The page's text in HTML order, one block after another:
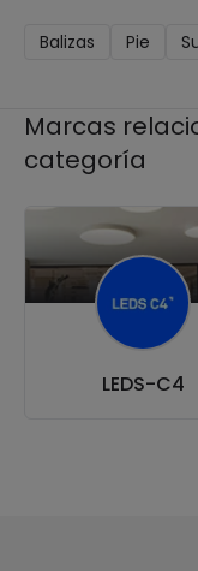
Balizas Pie
Marcas
categoría
LEDS-C4